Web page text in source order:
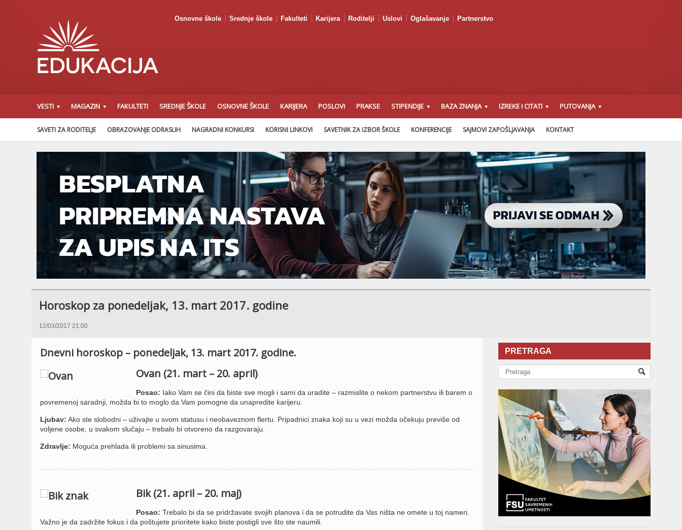
Osnovne škole Srednje škole Fakulteti Karijera Roditelji Uslovi Oglašavanje Partnerstvo
VESTI MAGAZIN FAKULTETI SREDNJE ŠKOLE OSNOVNE ŠKOLE KARIJERA POSLOVI PRAKSE STIPENDIJE BAZA ZNANJA IZREKE I CITATI PUTOVANJA
SAVETI ZA RODITELJE OBRAZOVANJE ODRASLIH NAGRADNI KONKURSI KORISNI LINKOVI SAVETNIK ZA IZBOR ŠKOLE KONFERENCIJE SAJMOVI ZAPOŠLJAVANJA KONTAKT
Horoskop za ponedeljak, 13. mart 2017. godine
12/03/2017 21:00
Dnevni horoskop – ponedeljak, 13. mart 2017. godine.
Ovan (21. mart – 20. april)
Posao: Iako Vam se čini da biste sve mogli i sami da uradite – razmislite o nekom partnerstvu ili barem o
povremenoj saradnji, možda bi to moglo da Vam pomogne da unapredite karijeru.
Ljubav: Ako ste slobodni – uživajte u svom statusu i neobaveznom flertu. Pripadnici znaka koji su u vezi možda očekuju previše od
voljene osobe, u svakom slučaju – trebalo bi otvoreno da razgovaraju.
Zdravlje: Moguća prehlada ili problemi sa sinusima.
Bik (21. april – 20. maj)
Posao: Trebalo bi da se pridržavate svojih planova i da se potrudite da Vas ništa ne omete u toj nameri.
Važno je da zadržite fokus i da poštujete prioritete kako biste postigli sve što ste naumili.
PRETRAGA